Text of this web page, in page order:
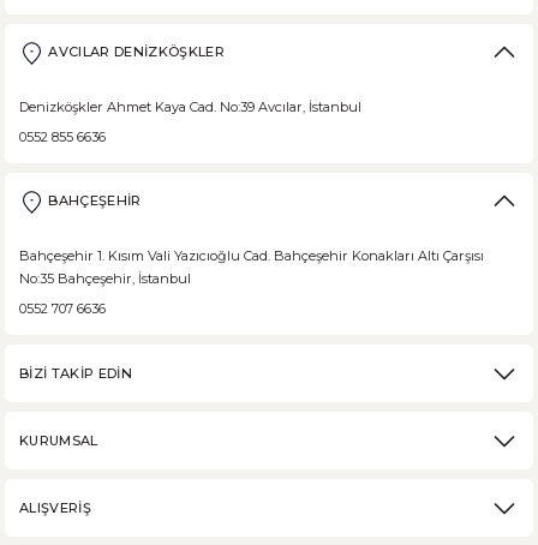
AVCILAR DENİZKÖŞKLER
Denizköşkler Ahmet Kaya Cad. No:39 Avcılar, İstanbul
0552 855 6636
BAHÇEŞEHİR
Bahçeşehir 1. Kısım Vali Yazıcıoğlu Cad. Bahçeşehir Konakları Altı Çarşısı
No:35 Bahçeşehir, İstanbul
0552 707 6636
BİZİ TAKİP EDİN
KURUMSAL
ALIŞVERİŞ